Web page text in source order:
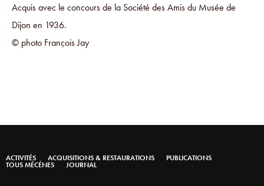
Acquis avec le concours de la Société des Amis du Musée de
Dijon en 1936.
© photo François Jay
ACTIVITÉS ACQUISITIONS & RESTAURATIONS PUBLICATIONS
TOUS MÉCÉNES JOURNAL